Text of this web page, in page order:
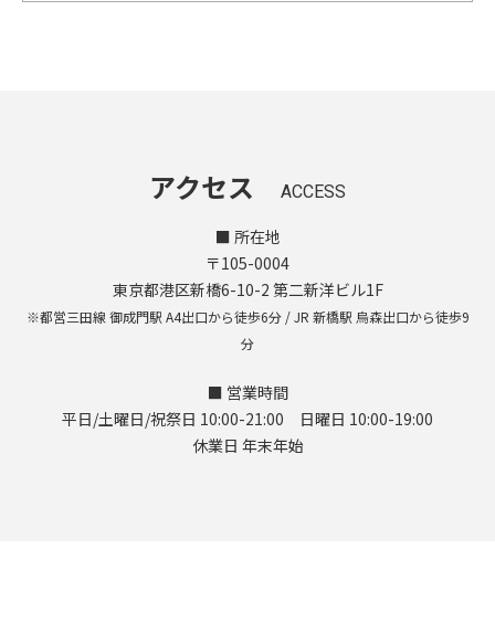
アクセス ACCESS
■ 所在地
〒105-0004
東京都港区新橋6-10-2 第二新洋ビル1F
※都営三田線 御成門駅 A4出口から徒歩6分 / JR 新橋駅 烏森出口から徒歩9
分
■ 営業時間
平日/土曜日/祝祭日 10:00-21:00 日曜日 10:00-19:00
休業日 年末年始